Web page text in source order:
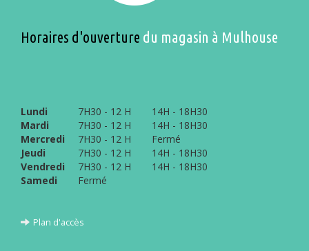
Horaires d'ouverture du magasin à Mulhouse
Lundi 7H30 - 12 H
14H - 18H30
Mardi
7H30 - 12 H
14H - 18H30
Mercredi
7H30 - 12 H
Fermé
Jeudi
7H30 - 12 H
14H - 18H30
Vendredi
7H30 - 12 H
14H - 18H30
Samedi
Fermé
Plan d'accès